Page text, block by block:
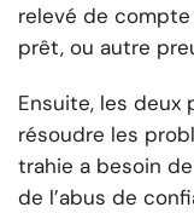
relevé de
prêt, ou autre
Ensuite, les deux
résoudre les
trahie a besoin
de l’abus de